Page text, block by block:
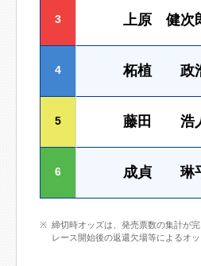
3 上原 健次
4 柘植 政
5 藤田 浩
6 成貞 琳
締切時オッズは、発売票数の集計が
レース開始後の返還欠場等によるオ